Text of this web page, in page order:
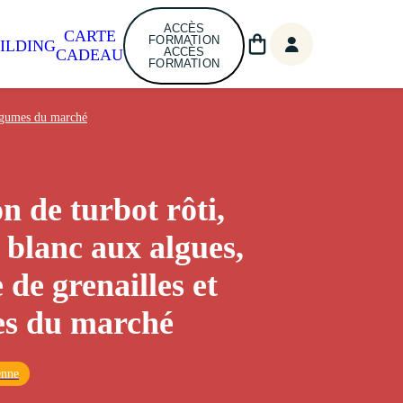
CARTE
CADEAU
ACCÈS
FORMATION
ACCÈS
FORMATION
du marché
de turbot rôti,
aux algues,
de grenailles et
du marché